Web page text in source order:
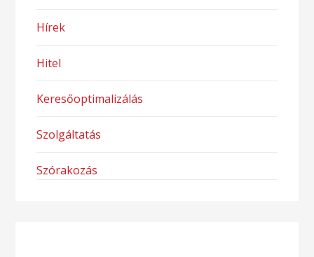
Hírek
Hitel
Keresőoptimalizálás
Szolgáltatás
Szórakozás